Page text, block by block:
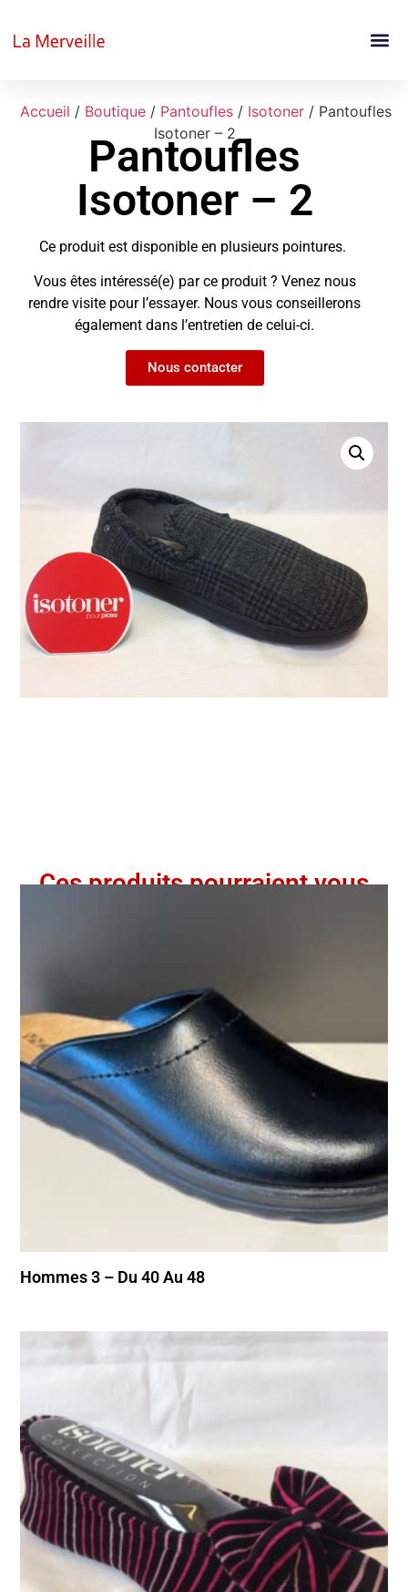
Accueil / Boutique / Pantoufles / Isotoner / Pantoufles
Isotoner – 2
Pantoufles
Isotoner – 2
Ce produit est disponible en plusieurs pointures.
Vous êtes intéressé(e) par ce produit ? Venez nous
rendre visite pour l’essayer. Nous vous conseillerons
également dans l’entretien de celui-ci.
Nous contacter
Ces produits pourraient vous
Hommes 3 – Du 40 Au 48